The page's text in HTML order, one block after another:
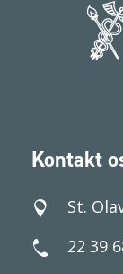
Kontakt
St.
22 39